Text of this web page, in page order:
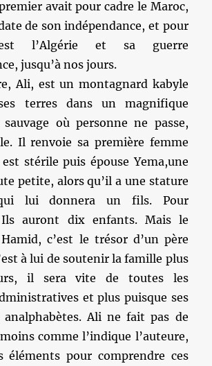
avait pour cadre le Maroc,
de son indépendance, et pour
l’Algérie et sa guerre
jusqu’à nos jours.
Ali, est un montagnard kabyle
terres dans un magnifique
où personne ne passe,
Il renvoie sa première femme
est stérile puis épouse Yema,une
petite, alors qu’il a une stature
lui donnera un fils. Pour
Ils auront dix enfants. Mais le
c’est le trésor d’un père
à lui de soutenir la famille plus
il sera vite de toutes les
et plus puisque ses
Ali ne fait pas de
comme l’indique l’auteure,
éléments pour comprendre ces